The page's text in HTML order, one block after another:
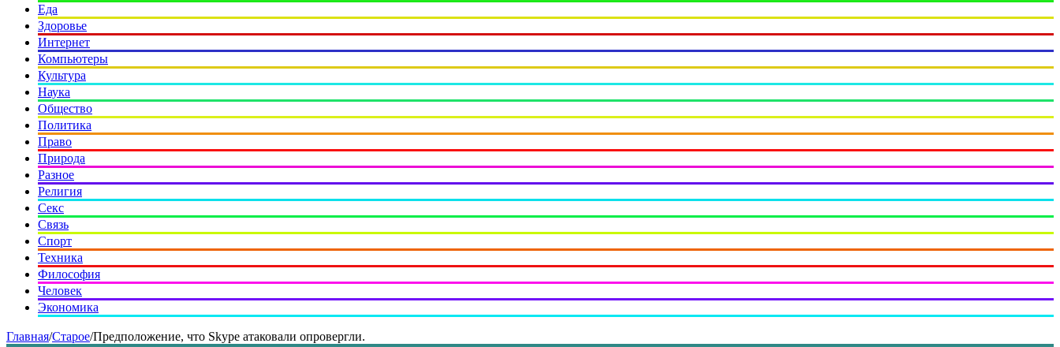
Еда
Здоровье
Интернет
Компьютеры
Культура
Наука
Общество
Политика
Право
Природа
Разное
Религия
Секс
Связь
Спорт
Техника
Философия
Человек
Экономика
Главная/Старое/Предположение, что Skype атаковали опровергли.